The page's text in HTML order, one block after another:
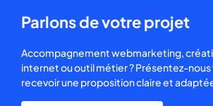
Parlons de votre projet
Accompagnement webmarketing,
internet ou outil métier ? Présentez-nous
recevoir une proposition claire et